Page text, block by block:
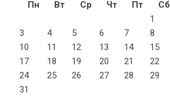
Пн
Вт Ср Чт Пт Сб
1
3
4 5 6 7 8
10
11 12 13 14 15
17
18 19 20 21 22
24
25 26 27 28 29
31